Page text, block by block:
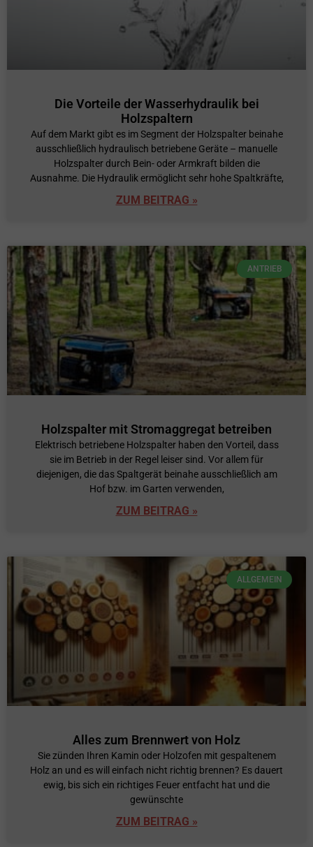
Die Vorteile der Wasserhydraulik bei
Holzspaltern
Auf dem Markt gibt es im Segment der Holzspalter beinahe
ausschließlich hydraulisch betriebene Geräte – manuelle
Holzspalter durch Bein- oder Armkraft bilden die
Ausnahme. Die Hydraulik ermöglicht sehr hohe Spaltkräfte,
ZUM BEITRAG »
ANTRIEB
Holzspalter mit Stromaggregat betreiben
Elektrisch betriebene Holzspalter haben den Vorteil, dass
sie im Betrieb in der Regel leiser sind. Vor allem für
diejenigen, die das Spaltgerät beinahe ausschließlich am
Hof bzw. im Garten verwenden,
ZUM BEITRAG »
ALLGEMEIN
Alles zum Brennwert von Holz
Sie zünden Ihren Kamin oder Holzofen mit gespaltenem
Holz an und es will einfach nicht richtig brennen? Es dauert
ewig, bis sich ein richtiges Feuer entfacht hat und die
gewünschte
ZUM BEITRAG »